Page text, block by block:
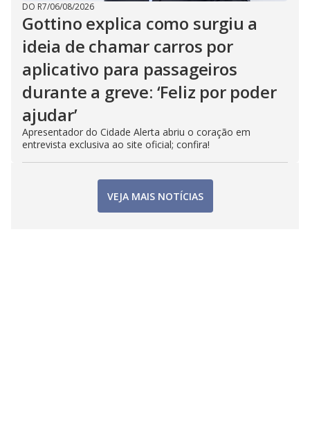
DO R7/06/08/2026
Gottino explica como surgiu a
ideia de chamar carros por
aplicativo para passageiros
durante a greve: ‘Feliz por poder
ajudar’
Apresentador do Cidade Alerta abriu o coração em
entrevista exclusiva ao site oficial; confira!
VEJA MAIS NOTÍCIAS